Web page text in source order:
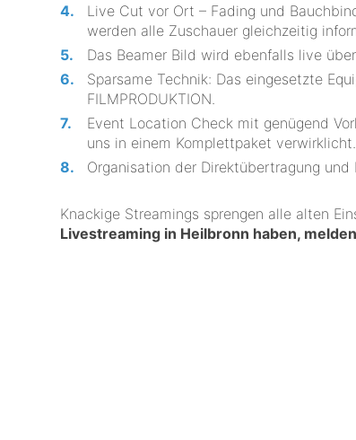
Live Cut vor Ort – Fading und
werden alle Zuschauer gleichzeitig
Das Beamer Bild wird ebenfalls live
Sparsame Technik: Das eingesetzte
FILMPRODUKTION.
Event Location Check mit genügend
uns in einem Komplettpaket verwirklicht.
Organisation der Direktübertragung
Knackige Streamings sprengen alle alten
Livestreaming in Heilbronn haben,